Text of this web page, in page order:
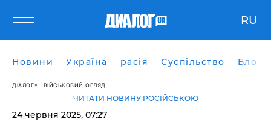
RU
Новини Україна расія Суспільство Блоги
ДІАЛОГ ВІЙСЬКОВИЙ ОГЛЯД
ЧИТАТИ НОВИНУ РОСІЙСЬКОЮ
24 червня 2025, 07:27